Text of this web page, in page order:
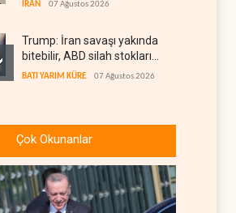
İRAN 07 Ağustos 2026
Trump: İran savaşı yakında
bitebilir, ABD silah stokları
zorlanıyor
BATI YARIM KÜRE 07 Ağustos 2026
krizi
Gazze'nin yeniden inşası
yerine askeri üs projesi
Çok Okunanlar